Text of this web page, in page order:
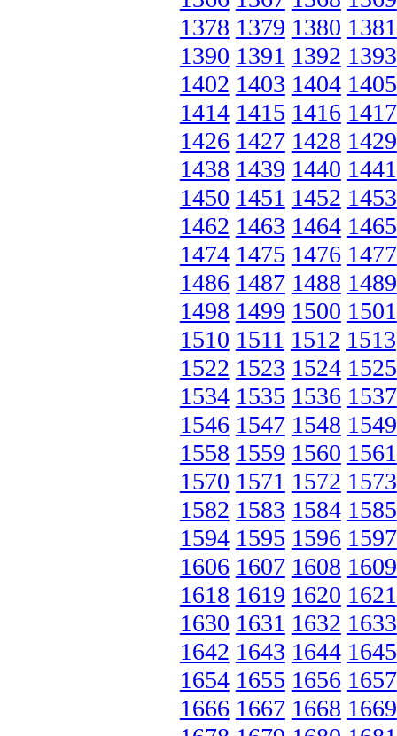
1378 1379 1380 1381
1390 1391 1392 1393
1402 1403 1404 1405
1414 1415 1416 1417
1426 1427 1428 1429
1438 1439 1440 1441
1450 1451 1452 1453
1462 1463 1464 1465
1474 1475 1476 1477
1486 1487 1488 1489
1498 1499 1500 1501
1510 1511 1512 1513
1522 1523 1524 1525
1534 1535 1536 1537
1546 1547 1548 1549
1558 1559 1560 1561
1570 1571 1572 1573
1582 1583 1584 1585
1594 1595 1596 1597
1606 1607 1608 1609
1618 1619 1620 1621
1630 1631 1632 1633
1642 1643 1644 1645
1654 1655 1656 1657
1666 1667 1668 1669